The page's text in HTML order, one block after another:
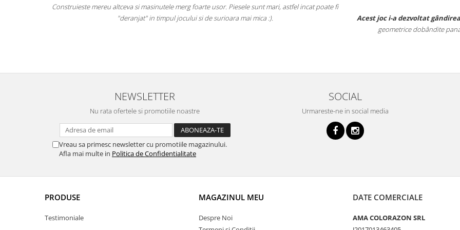
Construieste mereu altceva si masinutele merg foarte usor. Piesele sunt mari, astfel incat poate fi
"deranjat" in timpul jocului si de surioara mai mica :).
Acest joc i-a dezvoltat gândirea logica
geometrice dobândite pana la
NEWSLETTER
Nu rata ofertele si promotiile noastre
Vreau sa primesc newsletter cu promotiile magazinului.
Afla mai multe in Politica de Confidentialitate
SOCIAL
Urmareste-ne in social media
PRODUSE
Testimoniale
MAGAZINUL MEU
Despre Noi
DATE COMERCIALE
AMA COLORAZON SRL